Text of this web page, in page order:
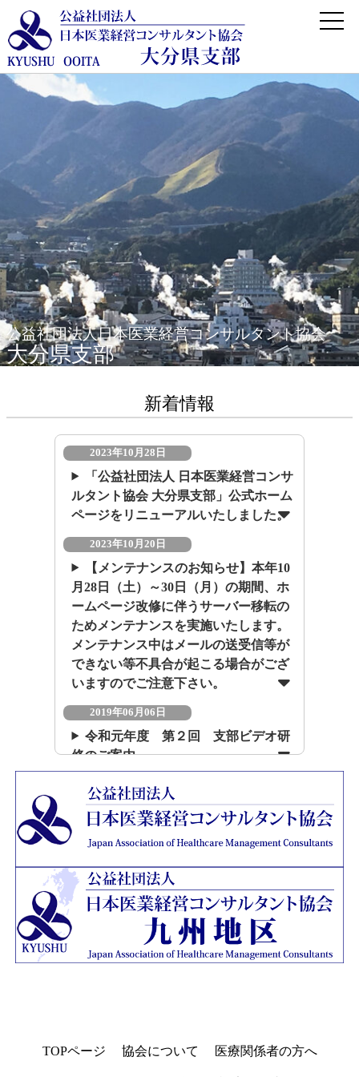
公益社団法人日本医業経営コンサルタント協会
大分県支部
新着情報
2023年10月28日
「公益社団法人 日本医業経営コンサ
ルタント協会 大分県支部」公式ホーム
ページをリニューアルいたしました。
2023年10月20日
【メンテナンスのお知らせ】本年10
月28日（土）～30日（月）の期間、ホ
ームページ改修に伴うサーバー移転の
ためメンテナンスを実施いたします。
メンテナンス中はメールの送受信等が
できない等不具合が起こる場合がござ
いますのでご注意下さい。
2019年06月06日
令和元年度 第２回 支部ビデオ研
修のご案内
TOPページ 協会について 医療関係者の方へ